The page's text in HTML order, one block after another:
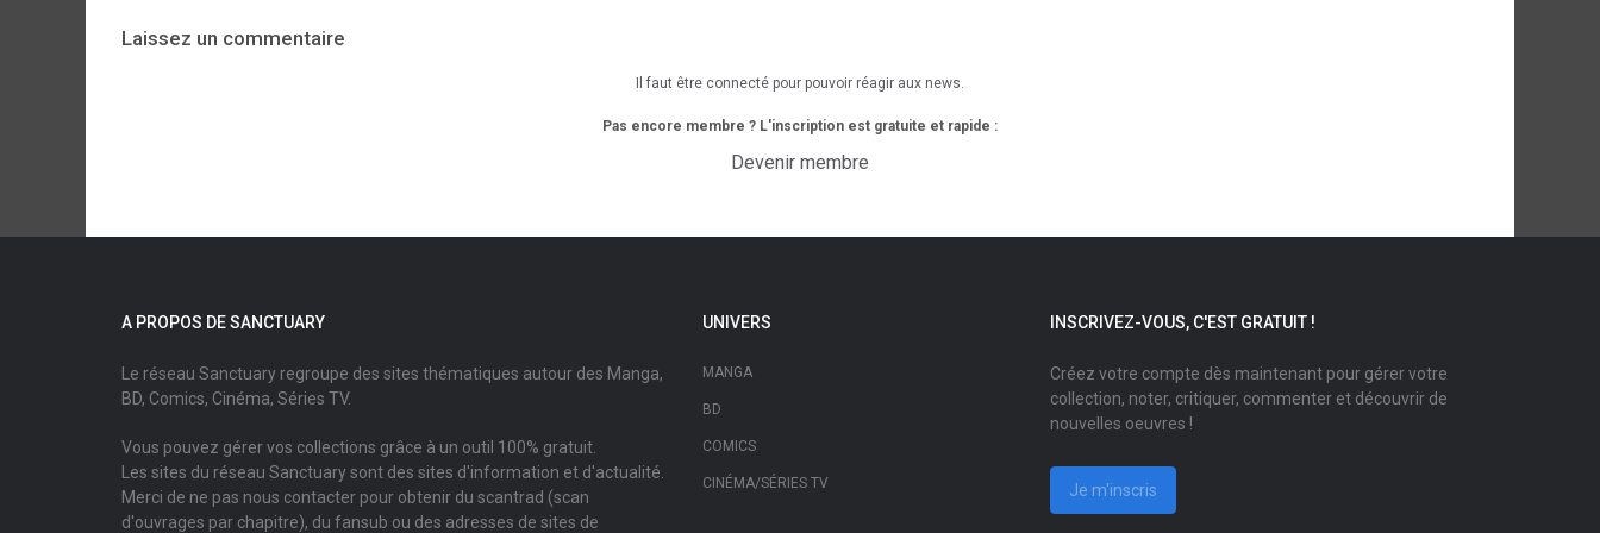
Laissez un commentaire
Il faut être connecté pour pouvoir réagir aux news.
Pas encore membre ? L'inscription est gratuite et rapide :
Devenir membre
A PROPOS DE SANCTUARY
Le réseau Sanctuary regroupe des sites thématiques autour des Manga,
BD, Comics, Cinéma, Séries TV.
Vous pouvez gérer vos collections grâce à un outil 100% gratuit.
Les sites du réseau Sanctuary sont des sites d'information et d'actualité.
Merci de ne pas nous contacter pour obtenir du scantrad (scan
d'ouvrages par chapitre), du fansub ou des adresses de sites de
UNIVERS
MANGA
BD
COMICS
CINÉMA/SÉRIES TV
INSCRIVEZ-VOUS, C'EST GRATUIT !
Créez votre compte dès maintenant pour gérer votre
collection, noter, critiquer, commenter et découvrir de
nouvelles oeuvres !
Je m'inscris